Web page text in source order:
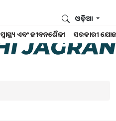
ସ୍ୱାସ୍ଥ୍ୟ ଏବଂ ଜୀବନଶୈଳୀ ସରକାରୀ
ଓଡ଼ିଆ